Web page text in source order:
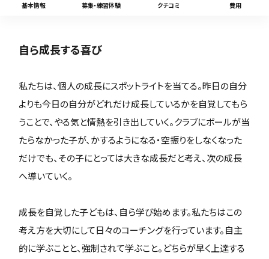
基本情報 募集・練習体験 クチコミ 費用
自ら成長する喜び
私たちは、個人の成長にスポットライトを当てる。昨日の自分
よりも今日の自分がどれだけ成長しているかを自覚してもら
うことで、やる気と情熱を引き出していく。クラブにボールが当
たらなかった子が、かするようになる・空振りをしなくなった
だけでも、その子にとっては大きな成長だと考え、次の成長
へ導いていく。
成長を自覚した子どもは、自ら学び始めます。私たちはこの
考え方を大切にして日々のコーチングを行っています。自主
的に学ぶことと、強制されて学ぶこと。どちらが早く上達する